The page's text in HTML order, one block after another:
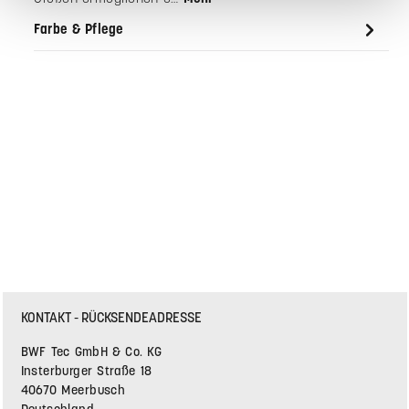
die strukturierte Aufbewahrung im Alltag. Die drei
Größen ermöglichen e…
KONTAKT - RÜCKSENDEADRESSE
BWF Tec GmbH & Co. KG
Insterburger Straße 18